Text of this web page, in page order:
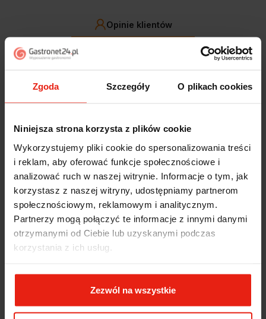
Zgoda Szczegóły O plikach cookies
Niniejsza strona korzysta z plików cookie
Wykorzystujemy pliki cookie do spersonalizowania treści
i reklam, aby oferować funkcje społecznościowe i
analizować ruch w naszej witrynie. Informacje o tym, jak
korzystasz z naszej witryny, udostępniamy partnerom
społecznościowym, reklamowym i analitycznym.
Partnerzy mogą połączyć te informacje z innymi danymi
otrzymanymi od Ciebie lub uzyskanymi podczas
korzystania z ich usług.
Zezwól na wszystkie
Opinie klientów
filtry
Jak zbieramy opinie?
Marcin
Polecam szybko sprawnie dobrze zapakowane
Zostałem świetnie obsłużony. Brawa dla pracowników.
Alicja zweryfikowano
5
Jestem zaskoczona, że ta paczka dotarła do mnie tak
szybko. Paczka dotarła cała i zdrowa. Szybko,
sprawnie, bez problemów. Bardzo pomocna obsługa
klienta.
5